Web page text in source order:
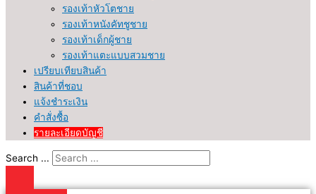
รองเท้าหัวโตชาย
รองเท้าหนังคัทชูชาย
รองเท้าเด็กผู้ชาย
รองเท้าแตะแบบสวมชาย
เปรียบเทียบสินค้า
สินค้าที่ชอบ
แจ้งชำระเงิน
คำสั่งซื้อ
รายละเอียดบัญชี
Search ...